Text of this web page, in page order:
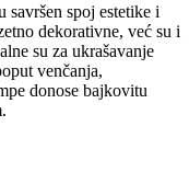
savršen spoj estetike i
dekorativne, već su i
su za ukrašavanje
venčanja,
donose bajkovitu